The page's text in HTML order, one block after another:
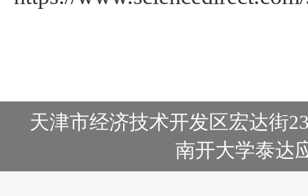
天津市经济技术开发区宏达街
南开大学泰达